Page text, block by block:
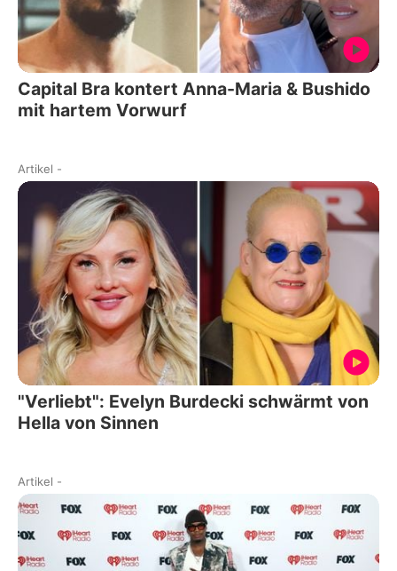
Capital Bra kontert Anna-Maria & Bushido
mit hartem Vorwurf
Artikel -
"Verliebt": Evelyn Burdecki schwärmt von
Hella von Sinnen
Artikel -